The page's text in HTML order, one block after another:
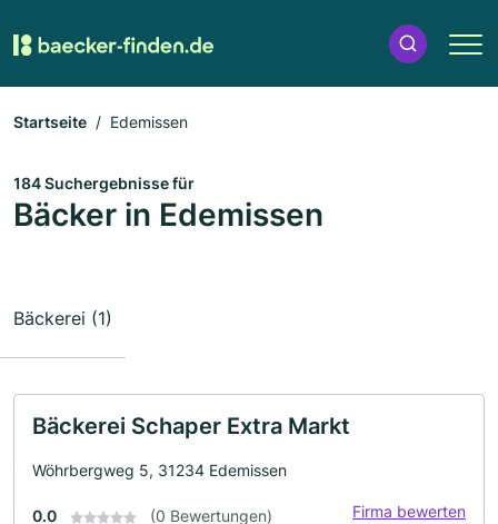
Startseite Edemissen
184 Suchergebnisse für
Bäcker in Edemissen
Bäckerei (1)
Bäckerei Schaper Extra Markt
Wöhrbergweg 5, 31234 Edemissen
0.0 (0 Bewertungen) Firma bewerten